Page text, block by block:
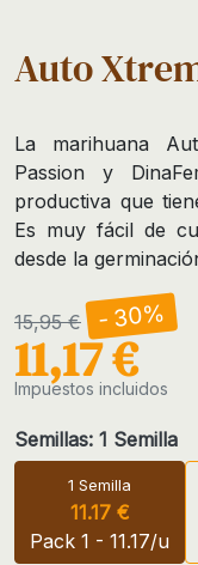
Auto
La marihuana
Passion y
productiva que
Es muy fácil de
desde la
15,95 € - 30%
11,17 €
Impuestos incluidos
Semillas: 1 Semilla
1 Semilla
11.17 €
Pack 1 - 11.17/u